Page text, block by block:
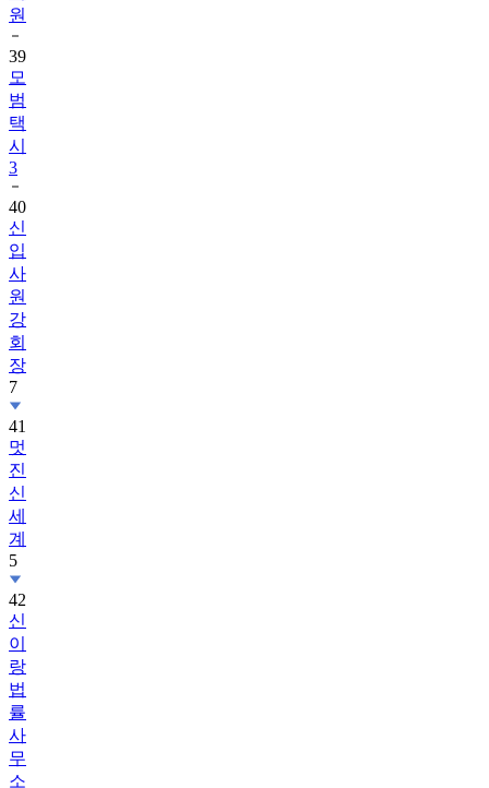
원
39
모
범
택
시
3
40
신
입
사
원
강
회
장
7
41
멋
진
신
세
계
5
42
신
이
랑
법
률
사
무
소